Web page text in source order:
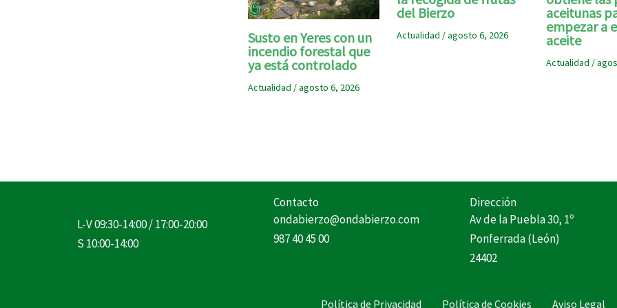
Susto en Yeres con un
incendio forestal que
ya está controlado
Actualidad /agosto 6, 2026
del Bierzo
Actualidad /agosto 6, 2026
aceitunas
empezar a
aceite
Actualidad /
L-V 09:30-14:00 / 17:00-20:00
S 10:00-14:00
Contacto
ondabierzo@ondabierzo.com
987 40 45 00
Dirección
Av de la Puebla 30, 1º
Ponferrada (León)
24402
Política de Privacidad Política de Cookies Aviso Legal